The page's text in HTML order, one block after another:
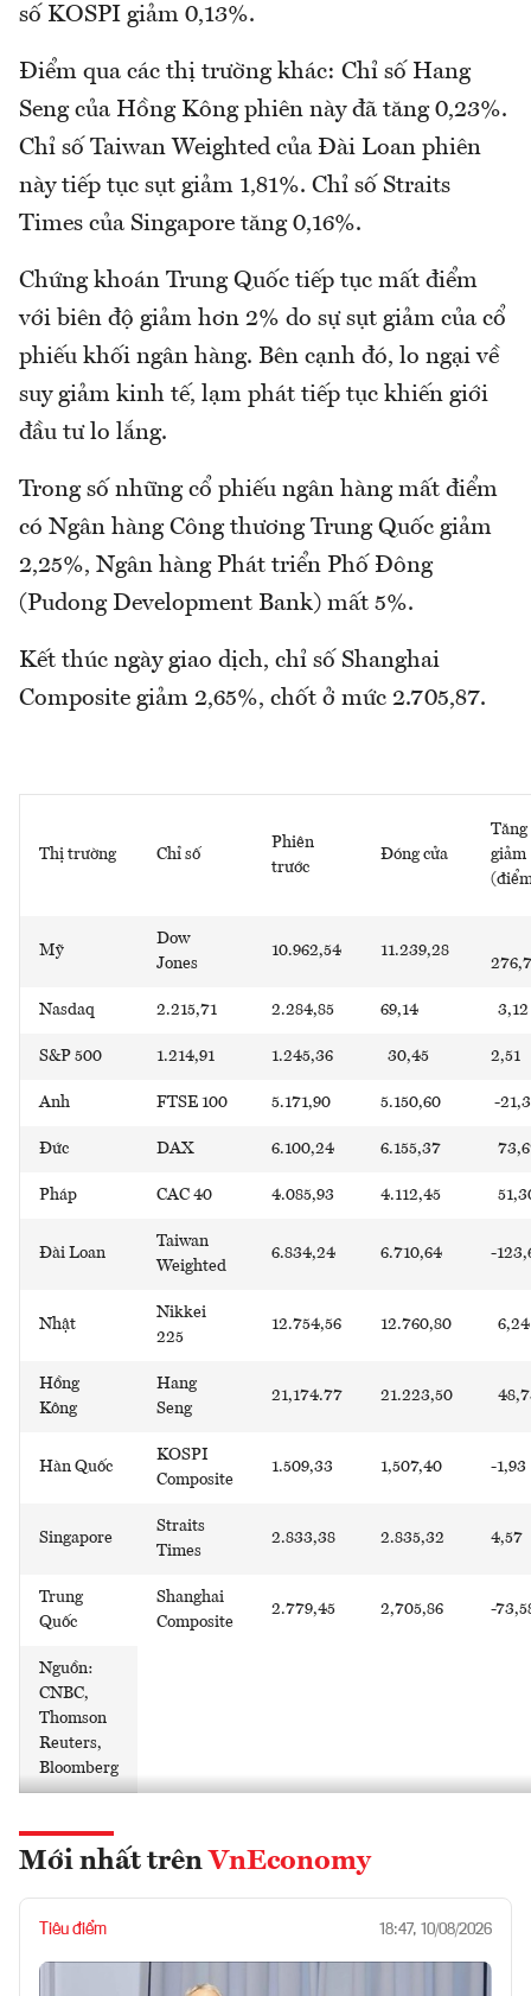
số KOSPI giảm 0,13%.
Điểm qua các thị trường khác: Chỉ số Hang
Seng của Hồng Kông phiên này đã tăng 0,23%.
Chỉ số Taiwan Weighted của Đài Loan phiên
này tiếp tục sụt giảm 1,81%. Chỉ số Straits
Times của Singapore tăng 0,16%.
Chứng khoán Trung Quốc tiếp tục mất điểm
với biên độ giảm hơn 2% do sự sụt giảm của cổ
phiếu khối ngân hàng. Bên cạnh đó, lo ngại về
suy giảm kinh tế, lạm phát tiếp tục khiến giới
đầu tư lo lắng.
Trong số những cổ phiếu ngân hàng mất điểm
có Ngân hàng Công thương Trung Quốc giảm
2,25%, Ngân hàng Phát triển Phố Đông
(Pudong Development Bank) mất 5%.
Kết thúc ngày giao dịch, chỉ số Shanghai
Composite giảm 2,65%, chốt ở mức 2.705,87.
Thị trường Chỉ số
Phiên
trước
Đóng cửa
giảm
Mỹ
Dow
Jones
10.962,54 11.239,28
Nasdaq 2.215,71 2.284,85 69,14 3,12
S&P 500 1.214,91 1.245,36 30,45 2,51
Anh FTSE 100 5.171,90 5.150,60 -
Đức DAX 6.100,24 6.155,37
Pháp CAC 40 4.085,93 4.112,45
Đài Loan
Taiwan
Weighted
6.834,24 6.710,64 -
Nhật
Nikkei
225
12.754,56 12.760,80 6,24
Hồng
Kông
Hang
Seng
21,174.77 21.223,50
Hàn Quốc
KOSPI
Composite
1.509,33 1,507,40 -1,93
Singapore
Straits
Times
2.833,38 2.835,32 4,57
Trung
Quốc
Shanghai
Composite
2.779,45 2,705,86 -
Nguồn:
CNBC,
Thomson
Reuters,
Bloomberg
Mới nhất trên VnEconomy
Tiêu điểm 18:47, 10/08/2026